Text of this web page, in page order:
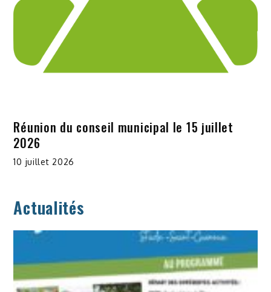
Réunion du conseil municipal le 15 juillet
2026
10 juillet 2026
Actualités